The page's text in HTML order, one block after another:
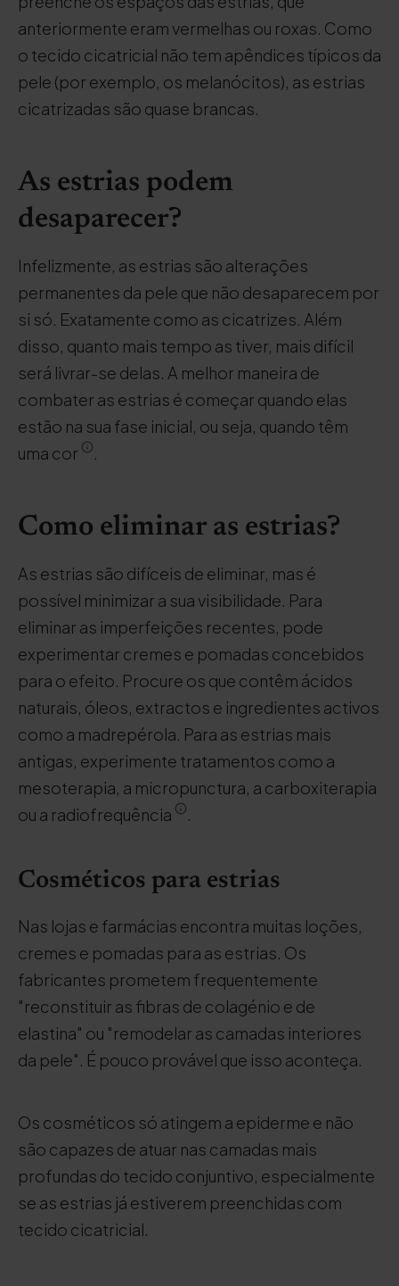
anteriormente eram vermelhas ou roxas. Como
o tecido cicatricial não tem apêndices típicos da
pele (por exemplo, os melanócitos), as estrias
cicatrizadas são quase brancas.
As estrias podem
desaparecer?
Infelizmente, as estrias são alterações
permanentes da pele que não desaparecem por
si só. Exatamente como as cicatrizes. Além
disso, quanto mais tempo as tiver, mais difícil
será livrar-se delas. A melhor maneira de
combater as estrias é começar quando elas
estão na sua fase inicial, ou seja, quando têm
uma cor
.
Como eliminar as estrias?
As estrias são difíceis de eliminar, mas é
possível minimizar a sua visibilidade. Para
eliminar as imperfeições recentes, pode
experimentar cremes e pomadas concebidos
para o efeito. Procure os que contêm ácidos
naturais, óleos, extractos e ingredientes activos
como a madrepérola. Para as estrias mais
antigas, experimente tratamentos como a
mesoterapia, a micropunctura, a carboxiterapia
ou a radiofrequência
.
Cosméticos para estrias
Nas lojas e farmácias encontra muitas loções,
cremes e pomadas para as estrias. Os
fabricantes prometem frequentemente
"reconstituir as fibras de colagénio e de
elastina" ou "remodelar as camadas interiores
da pele". É pouco provável que isso aconteça.
Os cosméticos só atingem a epiderme e não
são capazes de atuar nas camadas mais
profundas do tecido conjuntivo, especialmente
se as estrias já estiverem preenchidas com
tecido cicatricial.